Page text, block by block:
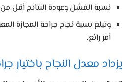
نسبة الفشل وعودة النتائج أقل من 5٪.
أمر رائع.
يزداد معدل النجاح باختيار